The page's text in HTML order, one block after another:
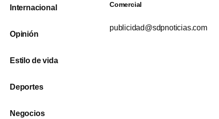
Internacional
Opinión
Estilo de vida
Deportes
Negocios
Comercial
publicidad@sdpnoticias.com